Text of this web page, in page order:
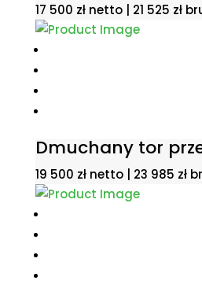
17 500 zł netto | 21 525 zł
Dmuchany tor
19 500 zł netto | 23 985 zł